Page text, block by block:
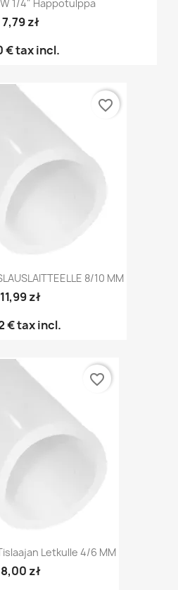
1/4" Happotulppa
7,79 zł
€tax incl.
8/10 MM
11,99 zł
€tax incl.
favorite_border
Letkulle 4/6 MM
8,00 zł
favorite_border